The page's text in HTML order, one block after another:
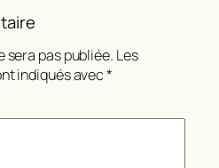
sera pas publiée. Les
indiqués avec*